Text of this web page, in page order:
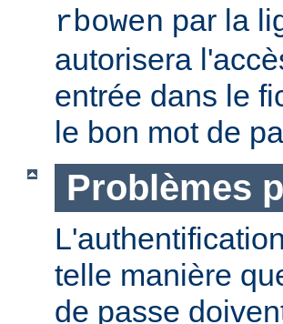
rbowen par la
autorisera
entrée dans le
le bon mot de
Problèmes
telle manière
de passe